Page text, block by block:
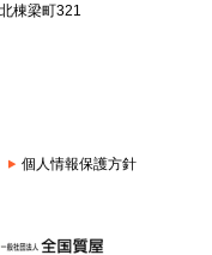
棟梁町321
個人情報保護方針